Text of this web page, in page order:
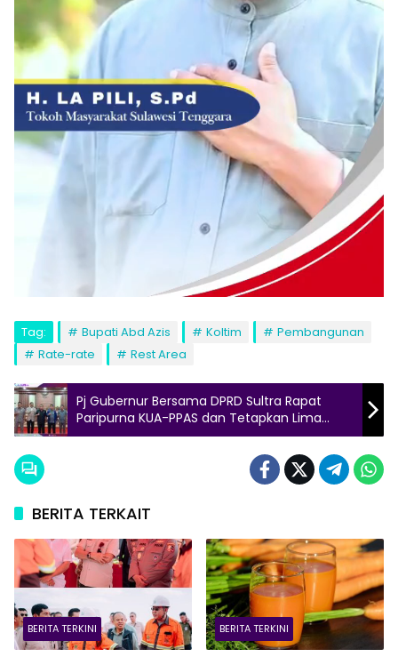
Tag: Bupati Abd Azis Koltim
Pembangunan
Rate-rate
Rest Area
Pj Gubernur Bersama DPRD Sultra Rapat
Paripurna KUA-PPAS dan Tetapkan Lima
Perda
BERITA TERKAIT
BERITA TERKINI BERITA TERKINI